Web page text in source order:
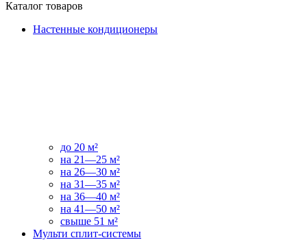
Каталог товаров
Настенные кондиционеры
до 20 м²
на 21—25 м²
на 26—30 м²
на 31—35 м²
на 36—40 м²
на 41—50 м²
свыше 51 м²
Мульти сплит-системы